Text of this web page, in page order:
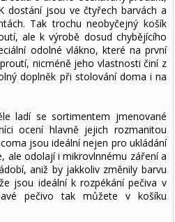
dostání jsou ve čtyřech barvách a
Tak trochu neobyčejný košík
ale k výrobě dosud chybějícího
odolné vlákno, které na první
nicméně jeho vlastnosti činí z
doplněk při stolování doma i na
ladí se sortimentem jmenované
ocení hlavně jejich rozmanitou
jsou ideální nejen pro ukládání
ale odolají i mikrovlnnému záření a
aniž by jakkoliv změnily barvu
jsou ideální k rozpékání pečiva v
pečivo tak můžete v košíku